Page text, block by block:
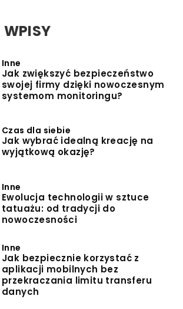
Inne
Jak zwiększyć bezpieczeństwo
swojej firmy dzięki nowoczesnym
systemom monitoringu?
Czas dla siebie
Jak wybrać idealną kreację na
wyjątkową okazję?
Inne
Ewolucja technologii w sztuce
tatuażu: od tradycji do
nowoczesności
Inne
Jak bezpiecznie korzystać z
aplikacji mobilnych bez
przekraczania limitu transferu
danych